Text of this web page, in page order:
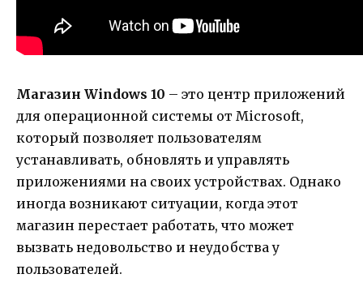
Магазин Windows 10 – это центр приложений
для операционной системы от Microsoft,
который позволяет пользователям
устанавливать, обновлять и управлять
приложениями на своих устройствах. Однако
иногда возникают ситуации, когда этот
магазин перестает работать, что может
вызвать недовольство и неудобства у
пользователей.